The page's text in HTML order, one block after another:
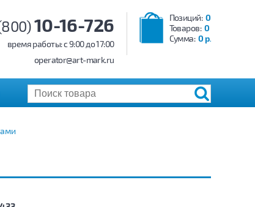
Позиций: 0
Товаров: 0
Сумма: 0 р.
10-16-726
время работы: c 9:00 до 17:00
operator@art-mark.ru